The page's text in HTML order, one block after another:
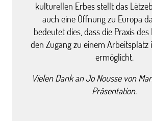
kulturellen Erbes stellt das
auch eine Öffnung zu Europa
bedeutet dies, dass die Praxis
den Zugang zu einem Arbeitsplatz
ermöglicht.
Vielen Dank an Jo Nousse von
Präsentation.